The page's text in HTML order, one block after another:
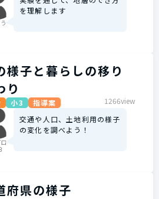
を理解します
様子と暮らしの移り
り
小3 指導案 1266view
ー
交通や人口、土地利用の様子
の変化を調べよう！
府県の様子